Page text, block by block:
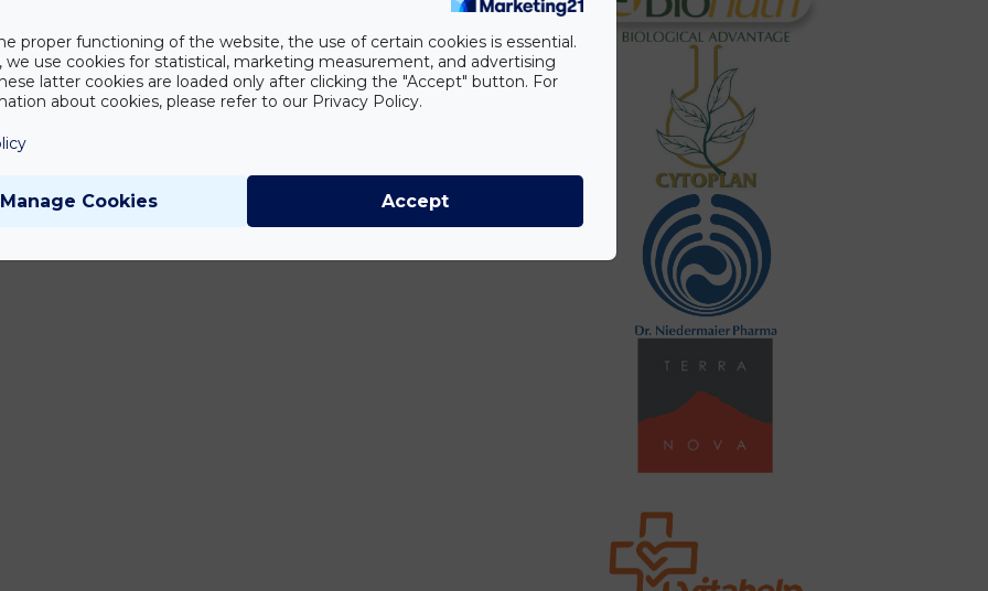
proper functioning of the website, the use of certain cookies is essential.
we use cookies for statistical, marketing measurement, and advertising
latter cookies are loaded only after clicking the "Accept" button. For
about cookies, please refer to our Privacy Policy.
Manage Cookies Accept